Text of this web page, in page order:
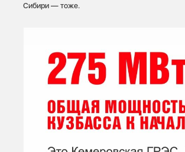
Сибири — тоже.